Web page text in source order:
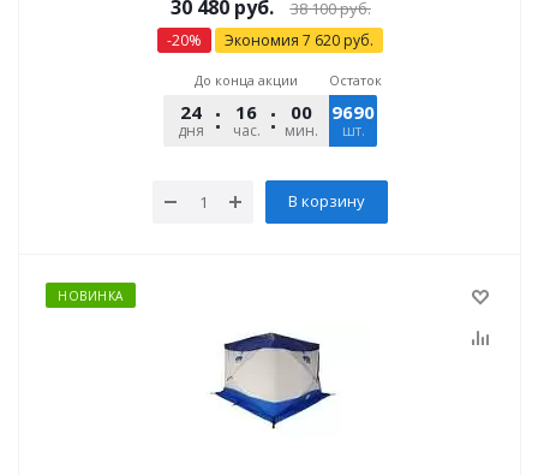
30 480руб. 38 100руб.
-20% Экономия 7 620 руб.
До конца акции
24
дня
16
час.
00
мин.
14
сек.
Остаток
9690
шт.
В корзину
НОВИНКА